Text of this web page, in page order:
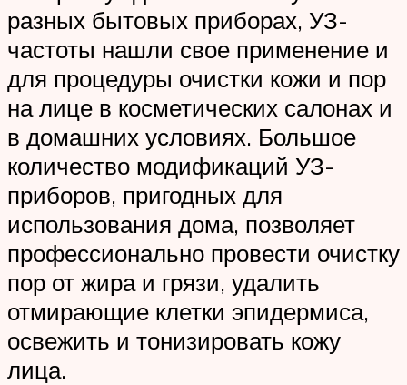
разных бытовых приборах, УЗ-
частоты нашли свое применение и
для процедуры очистки кожи и пор
на лице в косметических салонах и
в домашних условиях. Большое
количество модификаций УЗ-
приборов, пригодных для
использования дома, позволяет
профессионально провести очистку
пор от жира и грязи, удалить
отмирающие клетки эпидермиса,
освежить и тонизировать кожу
лица.